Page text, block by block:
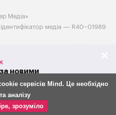
новими
що з 30 липня
бізнесу та
Медiа»
медіа — R40−01989
сервісів Mind. Це необхідно
аналізу
зрозуміло